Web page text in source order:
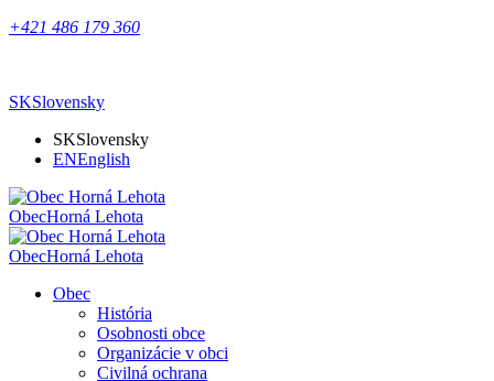
+421 486 179 360
SKSlovensky
SKSlovensky
ENEnglish
ObecHorná Lehota
ObecHorná Lehota
Obec
História
Osobnosti obce
Organizácie v obci
Civilná ochrana